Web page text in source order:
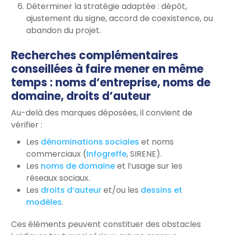
Déterminer la stratégie adaptée : dépôt,
ajustement du signe, accord de coexistence, ou
abandon du projet.
Recherches complémentaires
conseillées à faire mener en même
temps : noms d’entreprise, noms de
domaine, droits d’auteur
Au-delà des marques déposées, il convient de
vérifier :
Les dénominations sociales et noms
commerciaux (Infogreffe, SIRENE).
Les noms de domaineet l’usage sur les
réseaux sociaux.
Les droits d’auteuret/ou les dessins et
modèles.
Ces éléments peuvent constituer des obstacles